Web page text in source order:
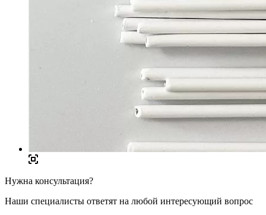
Нужна консультация?
Наши специалисты ответят на любой интересующий вопрос